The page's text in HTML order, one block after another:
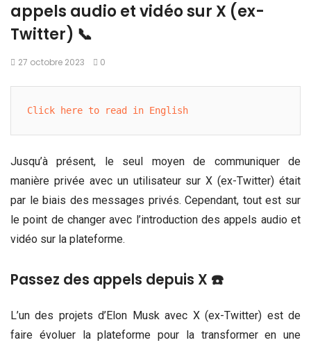
appels audio et vidéo sur X (ex-
Twitter) 📞
27 octobre 2023 0
Click here to read in English
Jusqu’à présent, le seul moyen de communiquer de
manière privée avec un utilisateur sur X (ex-Twitter) était
par le biais des messages privés. Cependant, tout est sur
le point de changer avec l’introduction des appels audio et
vidéo sur la plateforme.
Passez des appels depuis X ☎️
L’un des projets d’Elon Musk avec X (ex-Twitter) est de
faire évoluer la plateforme pour la transformer en une